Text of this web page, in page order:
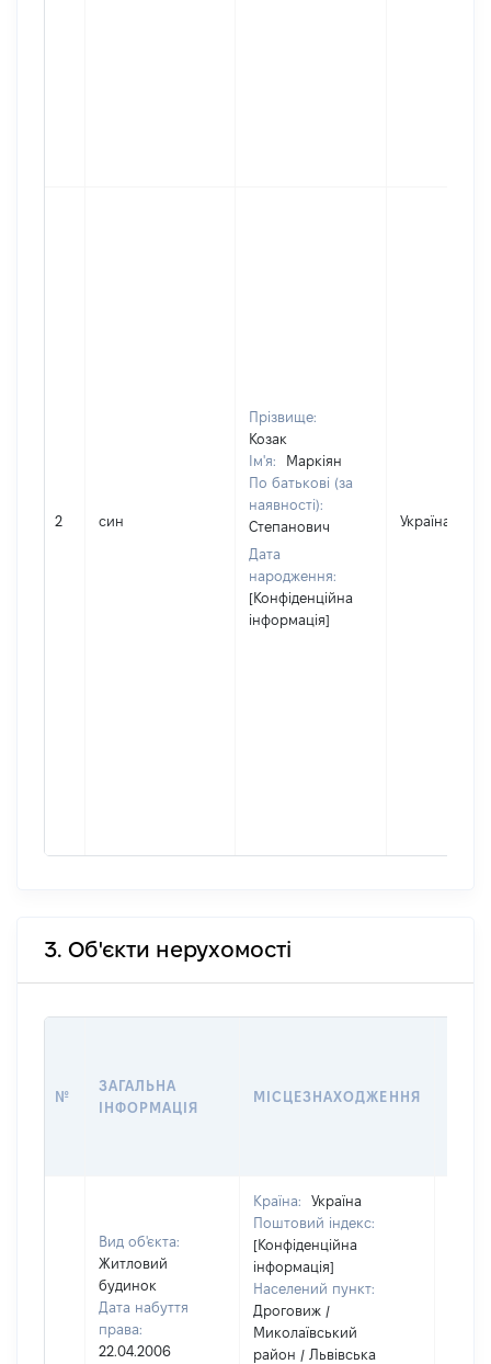
2 син
Прізвище:
Козак
Ім'я:
Маркіян
По батькові (за
наявності):
Степанович
Дата
народження:
[Конфіденційна
інформація]
Україна
3. Об'єкти нерухомості
№
ЗАГАЛЬНА
ІНФОРМАЦІЯ
МІСЦЕЗНАХОДЖЕННЯ
Вид об'єкта:
Житловий
будинок
Дата набуття
права:
22.04.2006
Країна:
Україна
Поштовий індекс:
[Конфіденційна
інформація]
Населений пункт:
Дроговиж /
Миколаївський
район / Львівська